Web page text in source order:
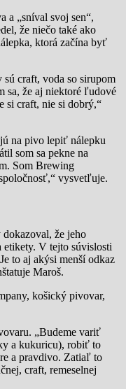
a „sníval svoj sen“,
že niečo také ako
ktorá začína byť
craft, voda so sirupom
sa, že aj niektoré ľudové
si craft, nie si dobrý,“
na pivo lepiť nálepku
som sa pekne na
Som Brewing
vysvetľuje.
že jeho
etikety. V tejto súvislosti
to aj akýsi menší odkaz
Maroš.
„Budeme variť
a kukuricu), robiť to
a pravdivo. Zatiaľ to
craft, remeselnej